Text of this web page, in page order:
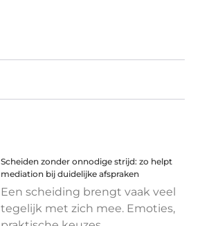
Scheiden zonder onnodige strijd: zo helpt
mediation bij duidelijke afspraken
Een scheiding brengt vaak veel
tegelijk met zich mee. Emoties,